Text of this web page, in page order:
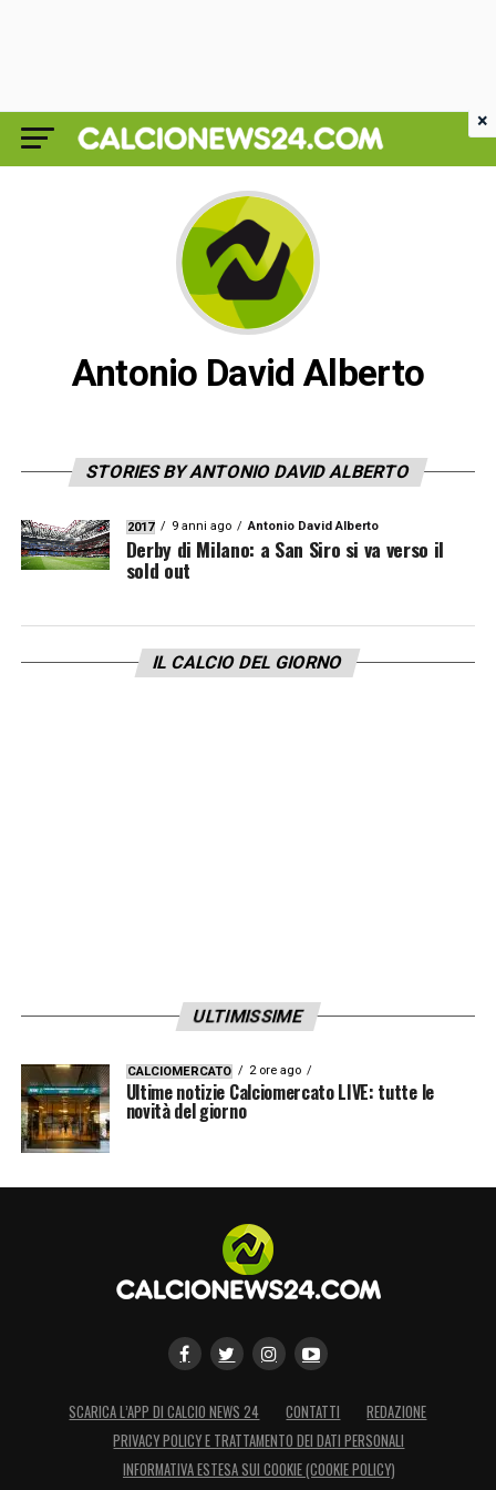
Antonio David Alberto
STORIES BY ANTONIO DAVID ALBERTO
2017 9 anni ago Antonio David Alberto
Derby di Milano: a San Siro si va verso il
sold out
IL CALCIO DEL GIORNO
ULTIMISSIME
CALCIOMERCATO 2 ore ago
Ultime notizie Calciomercato LIVE: tutte le
novità del giorno
SCARICA L’APP DI CALCIO NEWS 24 CONTATTI
REDAZIONE
PRIVACY POLICY E TRATTAMENTO DEI DATI PERSONALI
INFORMATIVA ESTESA SUI COOKIE (COOKIE POLICY)
×